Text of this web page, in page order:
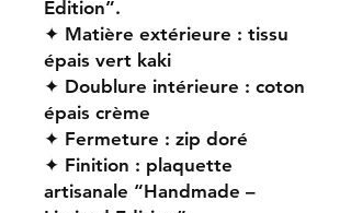
Edition”.
✦ Matière extérieure : tissu
épais vert kaki
✦ Doublure intérieure : coton
épais crème
✦ Fermeture : zip doré
✦ Finition : plaquette
artisanale “Handmade –